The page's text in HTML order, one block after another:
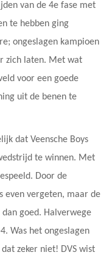
van de 4e fase met
te hebben ging
ongeslagen kampioen
zich laten. Met wat
voor een goede
uit de benen te
dat Veensche Boys
te winnen. Met
Door de
even vergeten, maar de
goed. Halverwege
Was het ongeslagen
zeker niet! DVS wist